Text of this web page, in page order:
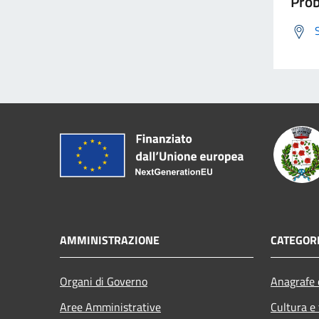
AMMINISTRAZIONE
Organi di Governo
Aree Amministrative
Cultura